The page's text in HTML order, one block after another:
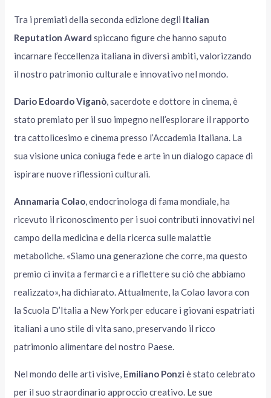
Tra i premiati della seconda edizione degli Italian
Reputation Award spiccano figure che hanno saputo
incarnare l’eccellenza italiana in diversi ambiti, valorizzando
il nostro patrimonio culturale e innovativo nel mondo.
Dario Edoardo Viganò, sacerdote e dottore in cinema, è
stato premiato per il suo impegno nell’esplorare il rapporto
tra cattolicesimo e cinema presso l’Accademia Italiana. La
sua visione unica coniuga fede e arte in un dialogo capace di
ispirare nuove riflessioni culturali.
Annamaria Colao, endocrinologa di fama mondiale, ha
ricevuto il riconoscimento per i suoi contributi innovativi nel
campo della medicina e della ricerca sulle malattie
metaboliche. «Siamo una generazione che corre, ma questo
premio ci invita a fermarci e a riflettere su ciò che abbiamo
realizzato», ha dichiarato. Attualmente, la Colao lavora con
la Scuola D’Italia a New York per educare i giovani espatriati
italiani a uno stile di vita sano, preservando il ricco
patrimonio alimentare del nostro Paese.
Nel mondo delle arti visive, Emiliano Ponzi è stato celebrato
per il suo straordinario approccio creativo. Le sue